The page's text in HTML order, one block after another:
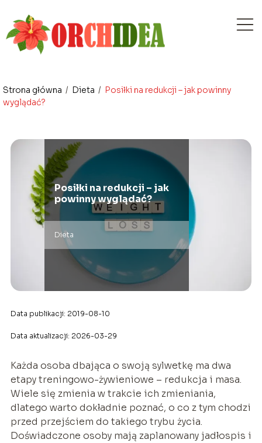
Strona główna / Dieta / Posiłki na redukcji – jak powinny
wyglądać?
Posiłki na redukcji – jak
powinny wyglądać?
Dieta
Data publikacji: 2019-08-10
Data aktualizacji: 2026-03-29
Każda osoba dbająca o swoją sylwetkę ma dwa
etapy treningowo-żywieniowe – redukcja i masa.
Wiele się zmienia w trakcie ich zmieniania,
dlatego warto dokładnie poznać, o co z tym chodzi
przed przejściem do takiego trybu życia.
Doświadczone osoby mają zaplanowany jadłospis i